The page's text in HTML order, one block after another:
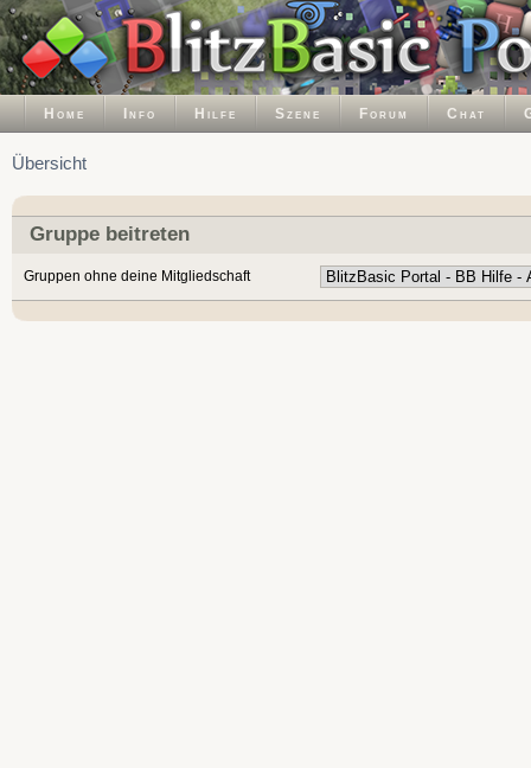
Home Info Hilfe Szene Forum Chat
Übersicht
Gruppe beitreten
Gruppen ohne deine Mitgliedschaft